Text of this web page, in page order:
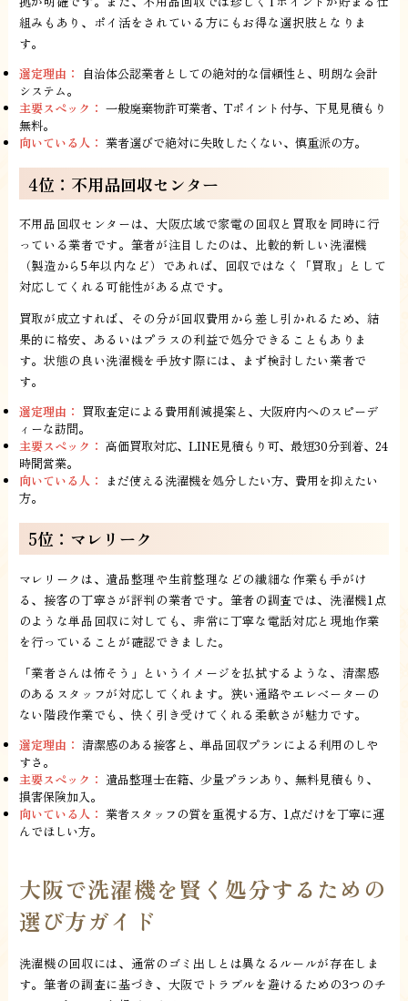
組みもあり、ポイ活をされている方にもお得な選択肢となりま
す。
選定理由：
自治体公認業者としての絶対的な信頼性と、明朗な会計
システム。
主要スペック： 一般廃棄物許可業者、Tポイント付与、下見見積もり
無料。
向いている人： 業者選びで絶対に失敗したくない、慎重派の方。
4位：不用品回収センター
不用品回収センターは、大阪広域で家電の回収と買取を同時に行
っている業者です。筆者が注目したのは、比較的新しい洗濯機
（製造から5年以内など）であれば、回収ではなく「買取」として
対応してくれる可能性がある点です。
買取が成立すれば、その分が回収費用から差し引かれるため、結
果的に格安、あるいはプラスの利益で処分できることもありま
す。状態の良い洗濯機を手放す際には、まず検討したい業者で
す。
選定理由： 買取査定による費用削減提案と、大阪府内へのスピーデ
ィーな訪問。
主要スペック： 高価買取対応、LINE見積もり可、最短30分到着、24
時間営業。
向いている人：
まだ使える洗濯機を処分したい方、費用を抑えたい
方。
5位：マレリーク
マレリークは、遺品整理や生前整理などの繊細な作業も手がけ
る、接客の丁寧さが評判の業者です。筆者の調査では、洗濯機1点
のような単品回収に対しても、非常に丁寧な電話対応と現地作業
を行っていることが確認できました。
「業者さんは怖そう」というイメージを払拭するような、清潔感
のあるスタッフが対応してくれます。狭い通路やエレベーターの
ない階段作業でも、快く引き受けてくれる柔軟さが魅力です。
選定理由： 清潔感のある接客と、単品回収プランによる利用のしや
すさ。
主要スペック： 遺品整理士在籍、少量プランあり、無料見積もり、
損害保険加入。
向いている人： 業者スタッフの質を重視する方、1点だけを丁寧に運
んでほしい方。
大阪で洗濯機を賢く処分するための
選び方ガイド
洗濯機の回収には、通常のゴミ出しとは異なるルールが存在しま
す。筆者の調査に基づき、大阪でトラブルを避けるための3つのチ